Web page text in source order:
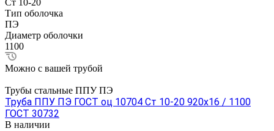
Ст 10-20
Тип оболочка
ПЭ
Диаметр оболочки
1100
Можно с вашей трубой
Трубы стальные ППУ ПЭ
Труба ППУ ПЭ ГОСТ оц 10704 Ст 10-20 920x16 / 1100
ГОСТ 30732
В наличии